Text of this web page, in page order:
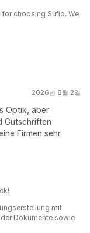
choosing Sufio. We
2026년 6월 2일
Optik, aber
Gutschriften
Firmen sehr
mit
Dokumente sowie